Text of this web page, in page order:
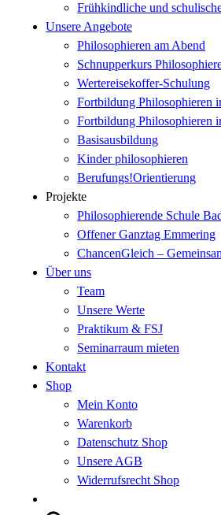
Frühkindliche und
Unsere Angebote
Philosophieren am Abend
Schnupperkurs
Wertereisekoffer-Schulung
Fortbildung Philosophieren
Fortbildung Philosophieren
Basisausbildung
Kinder philosophieren
Berufungs!Orientierung
Projekte
Philosophierende Schule
Offener Ganztag Emmering
ChancenGleich –
Über uns
Team
Unsere Werte
Praktikum & FSJ
Seminarraum mieten
Kontakt
Shop
Mein Konto
Warenkorb
Datenschutz Shop
Unsere AGB
Widerrufsrecht Shop